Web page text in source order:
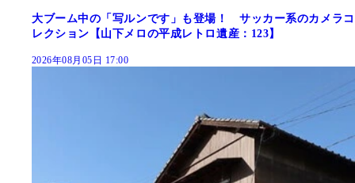
大ブーム中の「写ルンです」も登場！ サッカー系のカメラコ
レクション【山下メロの平成レトロ遺産：123】
2026年08月05日 17:00